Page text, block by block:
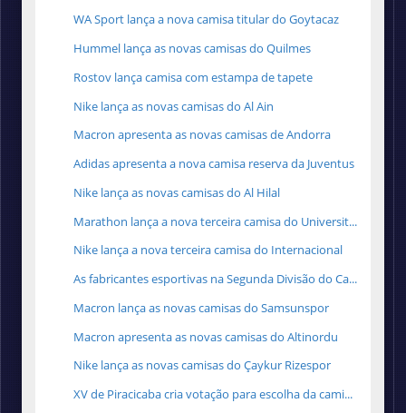
WA Sport lança a nova camisa titular do Goytacaz
Hummel lança as novas camisas do Quilmes
Rostov lança camisa com estampa de tapete
Nike lança as novas camisas do Al Ain
Macron apresenta as novas camisas de Andorra
Adidas apresenta a nova camisa reserva da Juventus
Nike lança as novas camisas do Al Hilal
Marathon lança a nova terceira camisa do Universit...
Nike lança a nova terceira camisa do Internacional
As fabricantes esportivas na Segunda Divisão do Ca...
Macron lança as novas camisas do Samsunspor
Macron apresenta as novas camisas do Altinordu
Nike lança as novas camisas do Çaykur Rizespor
XV de Piracicaba cria votação para escolha da cami...